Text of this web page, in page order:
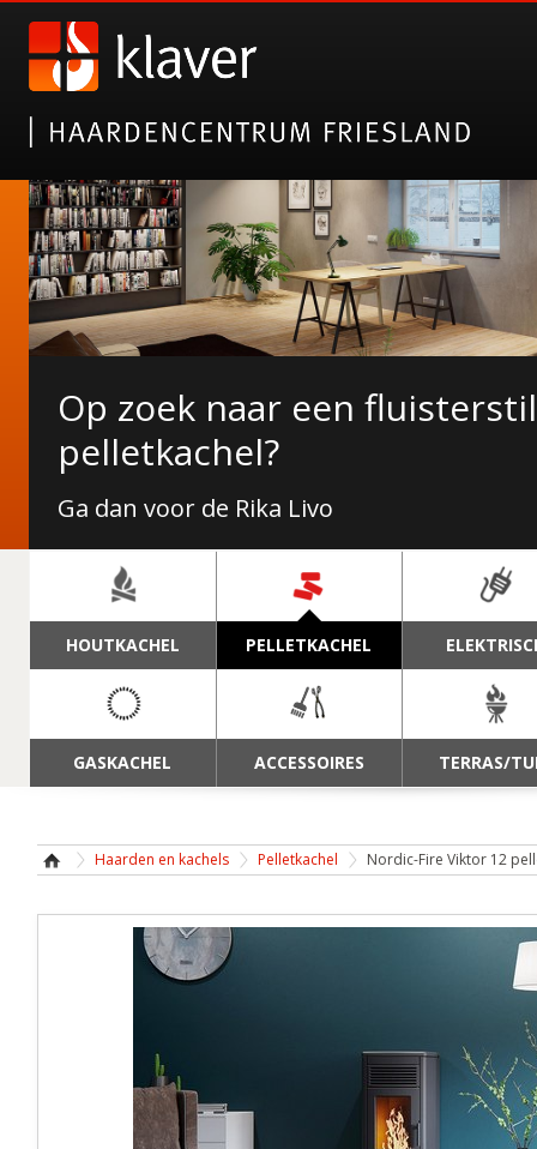
NORDICFIRE FINN
Wat Finn u ervan?
Op zoek naar een
pelletkachel?
Ga dan voor de Rika Livo
De Duroflame Carre
Nu bij ons in de showroom!
NAVIGATIE
HOUTKACHEL PELLETKACHEL
GASKACHEL ACCESSOIRES TERRAS/
Haarden en kachels Pelletkachel Nordic-Fire Viktor 12